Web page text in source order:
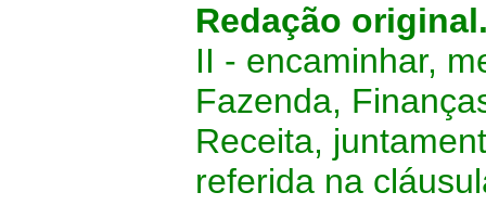
Redação
II - encaminhar,
Fazenda,
Receita,
referida na